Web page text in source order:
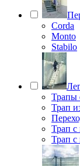
Corda
Monto
Stabilo
Трапы
Трап
Трап
Трап